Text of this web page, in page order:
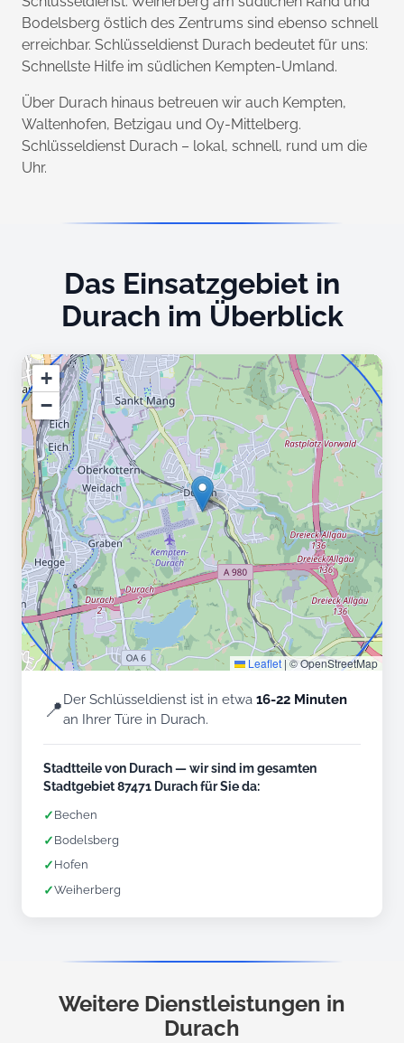
Bodelsberg östlich des Zentrums sind ebenso schnell
erreichbar. Schlüsseldienst Durach bedeutet für uns:
Schnellste Hilfe im südlichen Kempten-Umland.
Über Durach hinaus betreuen wir auch Kempten,
Waltenhofen, Betzigau und Oy-Mittelberg.
Schlüsseldienst Durach – lokal, schnell, rund um die
Uhr.
Das Einsatzgebiet in
Durach im Überblick
+
−
Leaflet | © OpenStreetMap
📍Der Schlüsseldienst ist in etwa 16-22 Minuten
an Ihrer Türe in Durach.
Stadtteile von Durach — wir sind im gesamten
Stadtgebiet 87471 Durach für Sie da:
✓ Bechen
✓ Bodelsberg
✓ Hofen
✓Weiherberg
Weitere Dienstleistungen in
Durach